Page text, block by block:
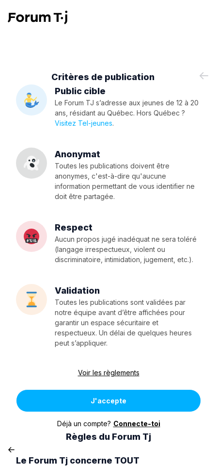
Critères de publication
Public cible
Le Forum TJ s’adresse aux jeunes de 12 à 20
ans, résidant au Québec. Hors Québec ?
Visitez Tel-jeunes.
Anonymat
Toutes les publications doivent être
anonymes, c'est-à-dire qu'aucune
information permettant de vous identifier ne
doit être partagée.
Respect
Aucun propos jugé inadéquat ne sera toléré
(langage irrespectueux, violent ou
discriminatoire, intimidation, jugement, etc.).
Validation
Toutes les publications sont validées par
notre équipe avant d’être affichées pour
garantir un espace sécuritaire et
respectueux. Un délai de quelques heures
peut s’appliquer.
Voir les règlements
J'accepte
Déjà un compte? Connecte-toi
Règles du Forum Tj
Le Forum Tj concerne TOUT